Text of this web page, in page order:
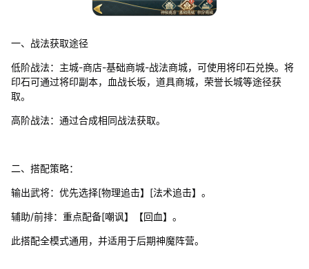
一、战法获取途径
低阶战法：主城-商店-基础商城-战法商城，可使用将印石兑换。将
印石可通过将印副本，血战长坂，道具商城，荣誉长城等途径获
取。
高阶战法：通过合成相同战法获取。
二、搭配策略：
输出武将：优先选择[物理追击】[法术追击】。
辅助/前排：重点配备[嘲讽】【回血】。
此搭配全模式通用，并适用于后期神魔阵营。